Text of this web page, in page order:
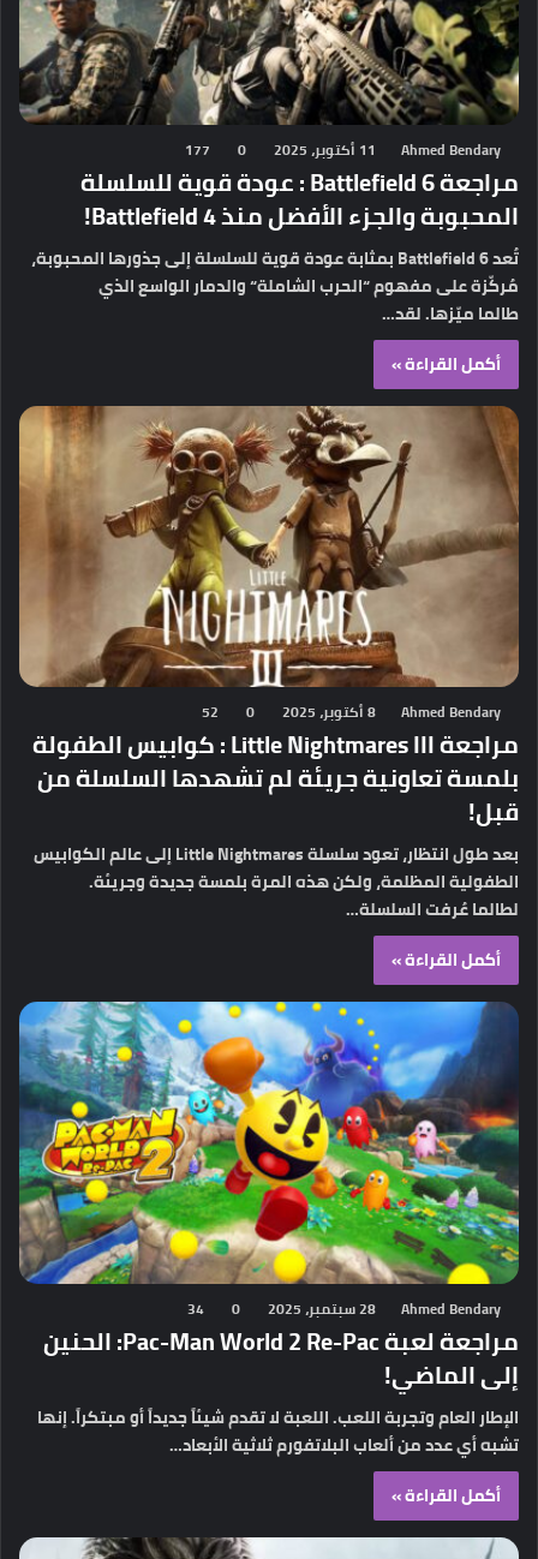
Ahmed Bendary 11 أكتوبر، 2025 0
177
مراجعة Battlefield 6 : عودة قوية للسلسلة
المحبوبة والجزء الأفضل منذ Battlefield 4!
تُعد Battlefield 6 بمثابة عودة قوية للسلسلة إلى جذورها المحبوبة،
مُركّزة على مفهوم “الحرب الشاملة“ والدمار الواسع الذي
طالما ميّزها. لقد…
أكمل القراءة »
Ahmed Bendary 8 أكتوبر، 2025 0
52
مراجعة Little Nightmares III : كوابيس الطفولة
بلمسة تعاونية جريئة لم تشهدها السلسلة من
قبل!
بعد طول انتظار، تعود سلسلة Little Nightmares إلى عالم الكوابيس
الطفولية المظلمة، ولكن هذه المرة بلمسة جديدة وجريئة.
لطالما عُرفت السلسلة…
أكمل القراءة »
Ahmed Bendary 28 سبتمبر، 2025 0
34
مراجعة لعبة Pac-Man World 2 Re-Pac: الحنين
إلى الماضي!
الإطار العام وتجربة اللعب. اللعبة لا تقدم شيئاً جديداً أو مبتكراً. إنها
تشبه أي عدد من ألعاب البلاتفورم ثلاثية الأبعاد…
أكمل القراءة »